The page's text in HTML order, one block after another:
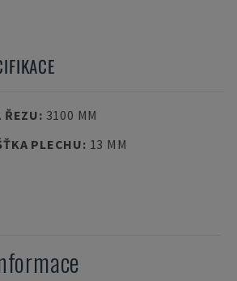
ŘEZU: 3100 MM
PLECHU: 13 MM